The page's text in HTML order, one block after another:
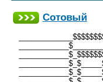
Сотовый